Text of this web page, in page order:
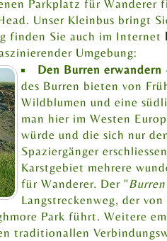
Parkplatz für Wanderer
Unser Kleinbus bringt
finden Sie auch im Internet
Umgebung:
Den Burren erwandern
des Burren bieten von
Wildblumen und eine
man hier im Westen
würde und die sich nur
Spaziergänger
Karstgebiet mehrere
für Wanderer. Der "Burren
Langstreckenweg, der
Park führt. Weitere
traditionallen